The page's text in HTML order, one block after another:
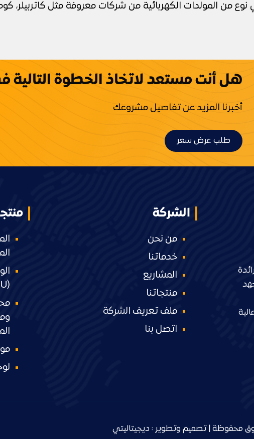
من المولدات الكهربائية من شركات معروفة مثل كاتربيلر،
هل أنت مستعد لاتخاذ الخطوة
أخبرنا المزيد عن تفاصيل مشروعك
طلب عرض سعر
الشركة
من نحن
خدماتنا
المشاريع
منتجاتنا
ملف تعريف الشركة
اتصل بنا
(RMU)
ديجيتاليتي